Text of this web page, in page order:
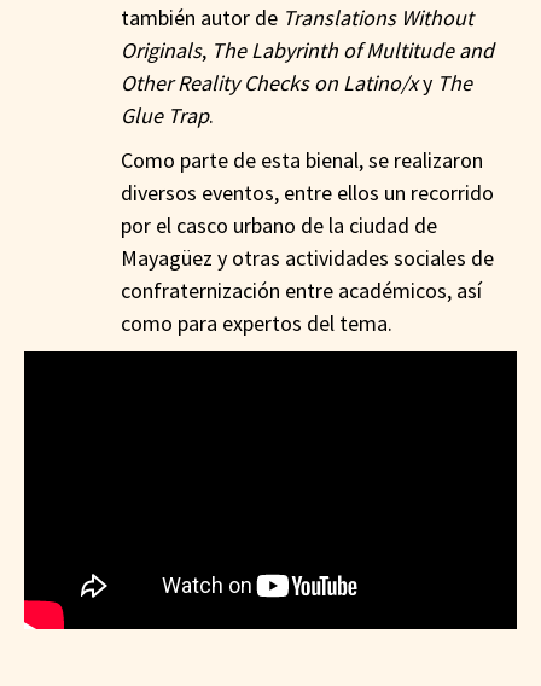
también autor de Translations Without
Originals, The Labyrinth of Multitude and
Other Reality Checks on Latino/xy The
Glue Trap.
Como parte de esta bienal, se realizaron
diversos eventos, entre ellos un recorrido
por el casco urbano de la ciudad de
Mayagüez y otras actividades sociales de
confraternización entre académicos, así
como para expertos del tema.